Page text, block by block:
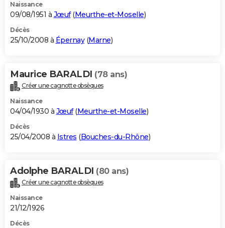
Naissance
09/08/1951 à Jœuf(Meurthe-et-Moselle)
Décès
25/10/2008 à Épernay(Marne)
Maurice BARALDI (78 ans)
Créer une cagnotte obsèques
Naissance
04/04/1930 à Jœuf(Meurthe-et-Moselle)
Décès
25/04/2008 à Istres (Bouches-du-Rhône)
Adolphe BARALDI (80 ans)
Créer une cagnotte obsèques
Naissance
21/12/1926
Décès